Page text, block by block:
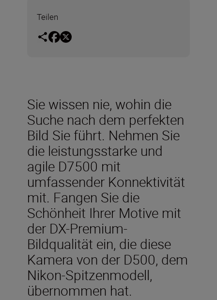
Teilen
Sie wissen nie, wohin die
Suche nach dem perfekten
Bild Sie führt. Nehmen Sie
die leistungsstarke und
agile D7500 mit
umfassender Konnektivität
mit. Fangen Sie die
Schönheit Ihrer Motive mit
der DX-Premium-
Bildqualität ein, die diese
Kamera von der D500, dem
Nikon-Spitzenmodell,
übernommen hat.